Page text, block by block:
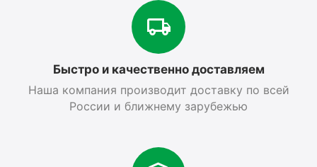
Быстро и качественно доставляем
Наша компания производит доставку по всей
России и ближнему зарубежью